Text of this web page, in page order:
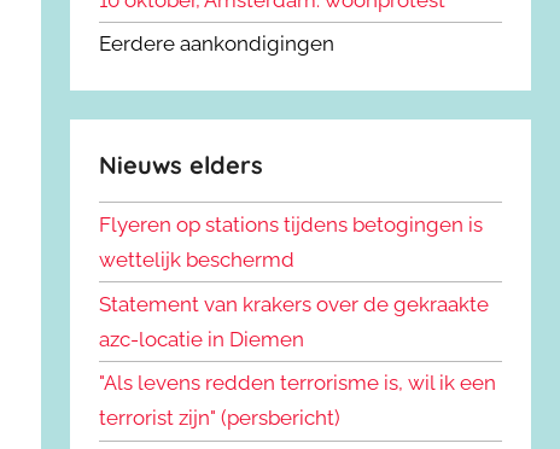
Eerdere aankondigingen
Nieuws elders
Flyeren op stations tijdens betogingen is
wettelijk beschermd
Statement van krakers over de gekraakte
azc-locatie in Diemen
"Als levens redden terrorisme is, wil ik een
terrorist zijn" (persbericht)